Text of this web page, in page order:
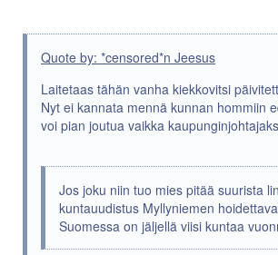
Quote by: *censored*n Jeesus
Laitetaas tähän vanha kiekkovitsi
Nyt ei kannata mennä kunnan hommiin
voi pian joutua vaikka
Jos joku niin tuo mies pitää suurista
kuntauudistus Myllyniemen
Suomessa on jäljellä viisi kuntaa